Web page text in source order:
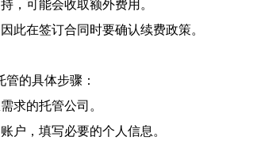
，可能会收取额外费用。
此在签订合同时要确认续费政策。
的具体步骤：
求的托管公司。
户，填写必要的个人信息。